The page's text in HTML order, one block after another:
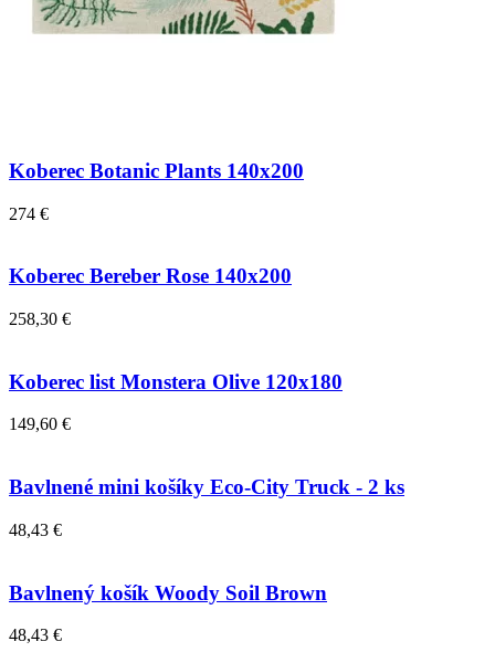
Koberec Botanic Plants 140x200
274 €
Koberec Bereber Rose 140x200
258,30 €
Koberec list Monstera Olive 120x180
149,60 €
Bavlnené mini košíky Eco-City Truck - 2 ks
48,43 €
Bavlnený košík Woody Soil Brown
48,43 €